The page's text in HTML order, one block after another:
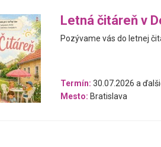
Letná čitáreň v
Pozývame vás do letnej
Termín: 30.07.2026 a
Mesto: Bratislava